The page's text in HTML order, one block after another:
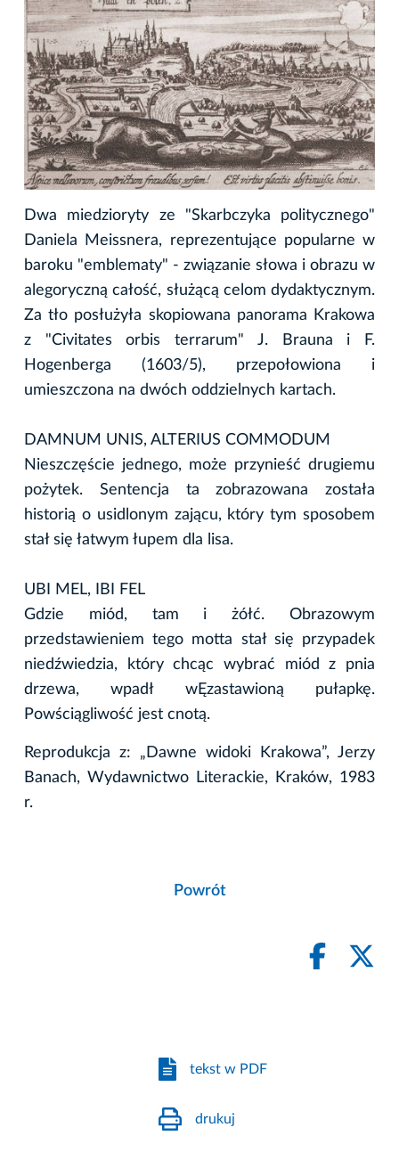
Dwa miedzioryty ze "Skarbczyka politycznego"
Daniela Meissnera, reprezentujące popularne w
baroku "emblematy" - związanie słowa i obrazu w
alegoryczną całość, służącą celom dydaktycznym.
Za tło posłużyła skopiowana panorama Krakowa
z "Civitates orbis terrarum" J. Brauna i F.
Hogenberga (1603/5), przepołowiona i
umieszczona na dwóch oddzielnych kartach.
DAMNUM UNIS, ALTERIUS COMMODUM
Nieszczęście jednego, może przynieść drugiemu
pożytek. Sentencja ta zobrazowana została
historią o usidlonym zającu, który tym sposobem
stał się łatwym łupem dla lisa.
UBI MEL, IBI FEL
Gdzie miód, tam i żółć. Obrazowym
przedstawieniem tego motta stał się przypadek
niedźwiedzia, który chcąc wybrać miód z pnia
drzewa, wpadł wĘzastawioną pułapkę.
Powściągliwość jest cnotą.
Reprodukcja z: „Dawne widoki Krakowa”, Jerzy
Banach, Wydawnictwo Literackie, Kraków, 1983
r.
Powrót
tekst w PDF
drukuj